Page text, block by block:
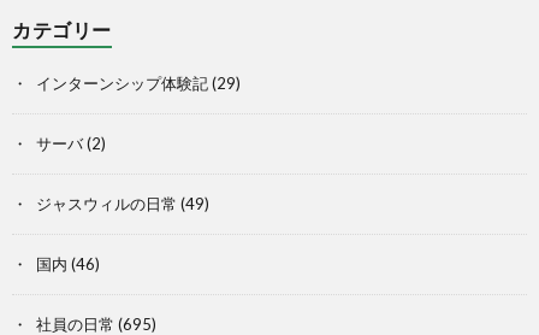
カテゴリー
インターンシップ体験記(29)
サーバ(2)
ジャスウィルの日常 (49)
国内 (46)
社員の日常 (695)